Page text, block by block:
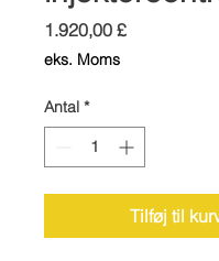
1.920,00 £Pris
eks. Moms
Antal *
Tilføj til